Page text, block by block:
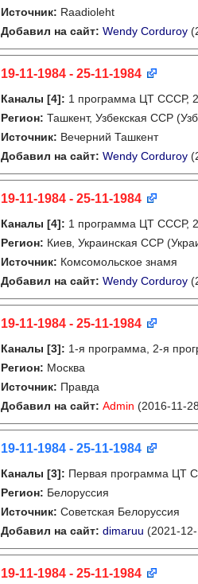
Источник: Raadioleht
Добавил на сайт: Wendy Corduroy
19-11-1984 - 25-11-1984
Каналы [4]: 1 программа ЦТ СССР,
Регион: Ташкент, Узбекская ССР
Источник: Вечерний Ташкент
Добавил на сайт: Wendy Corduroy
19-11-1984 - 25-11-1984
Каналы [4]: 1 программа ЦТ СССР,
Регион: Киев, Украинская ССР
Источник: Комсомольское знамя
Добавил на сайт: Wendy Corduroy
19-11-1984 - 25-11-1984
Каналы [3]: 1-я программа, 2-я
Регион: Москва
Источник: Правда
Добавил на сайт: Admin (2016-11-
19-11-1984 - 25-11-1984
Каналы [3]: Первая программа ЦТ
Регион: Белоруссия
Источник: Советская Белоруссия
Добавил на сайт: dimaruu (2021-
19-11-1984 - 25-11-1984